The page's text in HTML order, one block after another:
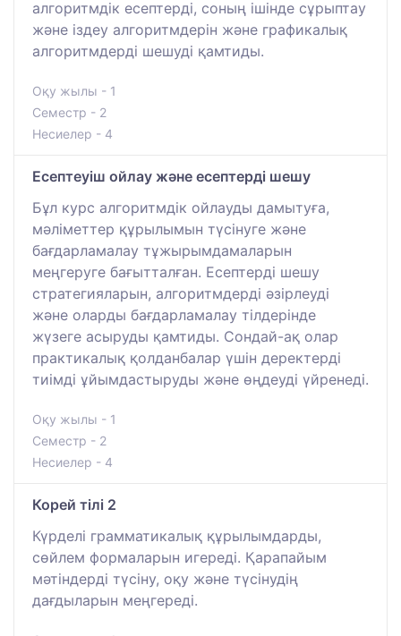
алгоритмдік есептерді, соның ішінде сұрыптау
және іздеу алгоритмдерін және графикалық
алгоритмдерді шешуді қамтиды.
Оқу жылы - 1
Семестр - 2
Несиелер - 4
Есептеуіш ойлау және есептерді шешу
Бұл курс алгоритмдік ойлауды дамытуға,
мәліметтер құрылымын түсінуге және
бағдарламалау тұжырымдамаларын
меңгеруге бағытталған. Есептерді шешу
стратегияларын, алгоритмдерді әзірлеуді
және оларды бағдарламалау тілдерінде
жүзеге асыруды қамтиды. Сондай-ақ олар
практикалық қолданбалар үшін деректерді
тиімді ұйымдастыруды және өңдеуді үйренеді.
Оқу жылы - 1
Семестр - 2
Несиелер - 4
Корей тілі 2
Күрделі грамматикалық құрылымдарды,
сөйлем формаларын игереді. Қарапайым
мәтіндерді түсіну, оқу және түсінудің
дағдыларын меңгереді.